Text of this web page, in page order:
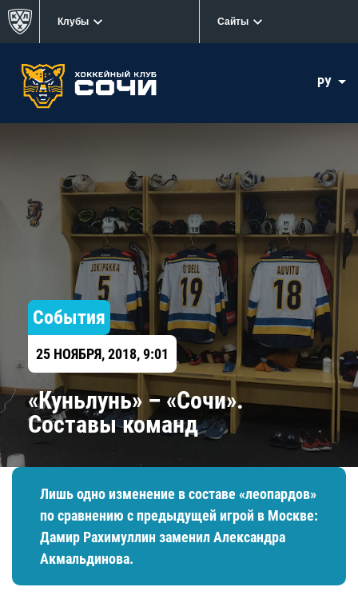
Клубы Сайты
РУ
События
25 НОЯБРЯ, 2018, 9:01
«Куньлунь» – «Сочи».
Составы команд
Лишь одно изменение в составе «леопардов»
по сравнению с предыдущей игрой в Москве:
Дамир Рахимуллин заменил Александра
Акмальдинова.